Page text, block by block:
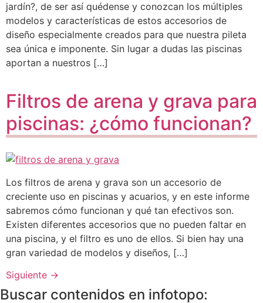
jardín?, de ser así quédense y conozcan los múltiples
modelos y características de estos accesorios de
diseño especialmente creados para que nuestra pileta
sea única e imponente. Sin lugar a dudas las piscinas
aportan a nuestros […]
Filtros de arena y grava para
piscinas: ¿cómo funcionan?
Los filtros de arena y grava son un accesorio de
creciente uso en piscinas y acuarios, y en este informe
sabremos cómo funcionan y qué tan efectivos son.
Existen diferentes accesorios que no pueden faltar en
una piscina, y el filtro es uno de ellos. Si bien hay una
gran variedad de modelos y diseños, […]
Siguiente →
Buscar contenidos en infotopo: